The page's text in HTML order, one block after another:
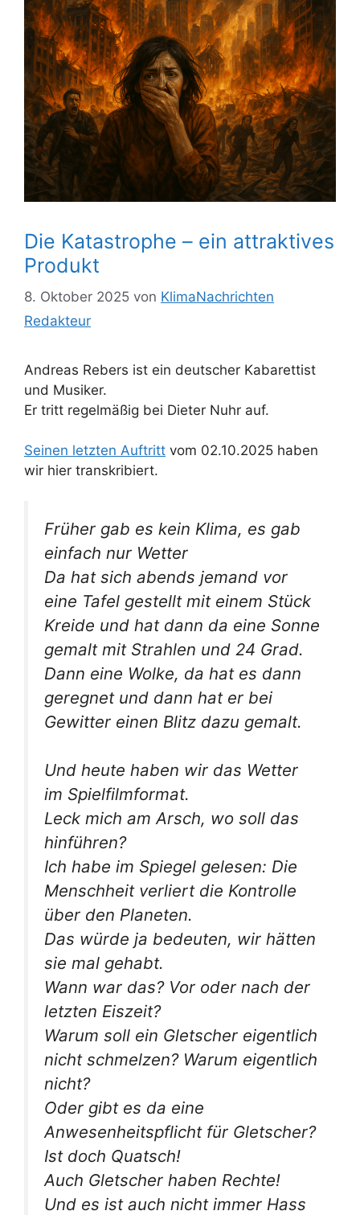
Die Katastrophe – ein attraktives
Produkt
8. Oktober 2025 von KlimaNachrichten
Redakteur
Andreas Rebers ist ein deutscher Kabarettist
und Musiker.
Er tritt regelmäßig bei Dieter Nuhr auf.
Seinen letzten Auftritt vom 02.10.2025 haben
wir hier transkribiert.
Früher gab es kein Klima, es gab
einfach nur Wetter
Da hat sich abends jemand vor
eine Tafel gestellt mit einem Stück
Kreide und hat dann da eine Sonne
gemalt mit Strahlen und 24 Grad.
Dann eine Wolke, da hat es dann
geregnet und dann hat er bei
Gewitter einen Blitz dazu gemalt.
Und heute haben wir das Wetter
im Spielfilmformat.
Leck mich am Arsch, wo soll das
hinführen?
Ich habe im Spiegel gelesen: Die
Menschheit verliert die Kontrolle
über den Planeten.
Das würde ja bedeuten, wir hätten
sie mal gehabt.
Wann war das? Vor oder nach der
letzten Eiszeit?
Warum soll ein Gletscher eigentlich
nicht schmelzen? Warum eigentlich
nicht?
Oder gibt es da eine
Anwesenheitspflicht für Gletscher?
Ist doch Quatsch!
Auch Gletscher haben Rechte!
Und es ist auch nicht immer Hass